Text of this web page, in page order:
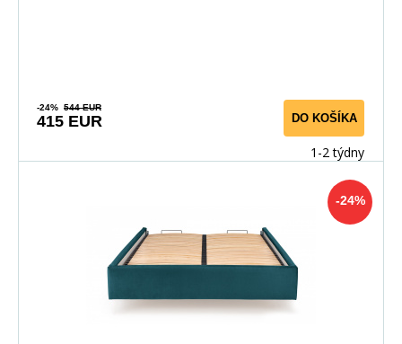
-24% 544 EUR
415 EUR DO KOŠÍKA
1-2 týdny
-24%